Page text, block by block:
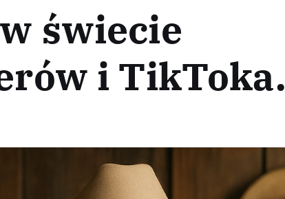
świecie
i TikToka.